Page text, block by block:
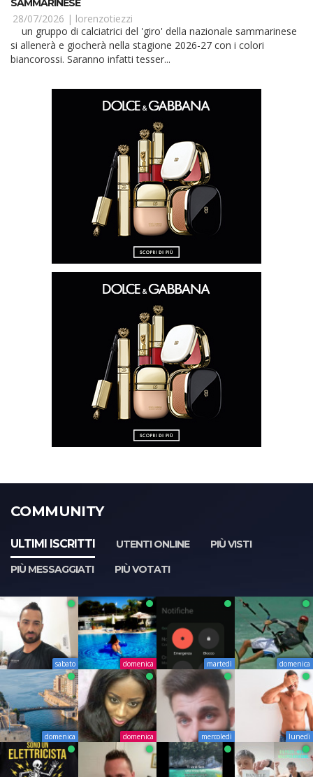
SAMMARINESE
28/07/2026 | lorenzotiezzi
si allenerà e giocherà nella stagione 2026-27 con i colori
biancorossi. Saranno infatti tesser...
COMMUNITY
ULTIMI ISCRITTI UTENTI ONLINE
PIÙ VISTI
PIÙ MESSAGGIATI
PIÙ VOTATI
sabato domenica martedì domenica
domenica domenica mercoledì lunedì